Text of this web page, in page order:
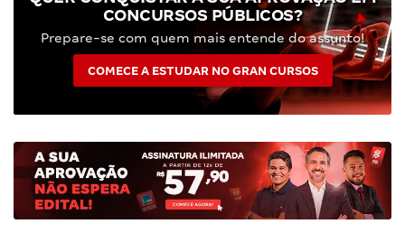
CONCURSOS PÚBLICOS?
Prepare-se com quem mais entende do assunto!
COMECE A ESTUDAR NO GRAN CURSOS